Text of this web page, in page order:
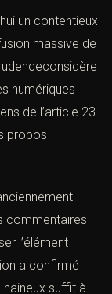
diffusés
un
de la
sociaux. La
moyens de
29 juillet 1881,
un public